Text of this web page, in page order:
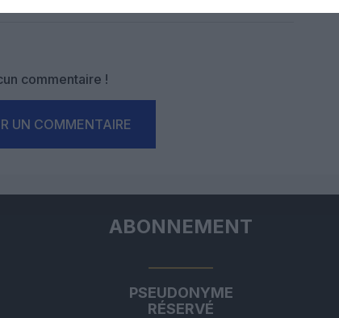
FacebookTwitterPinterestLinkedInEmail Print
commentaire !
UN COMMENTAIRE
ABONNEMENT
PSEUDONYME
RÉSERVÉ